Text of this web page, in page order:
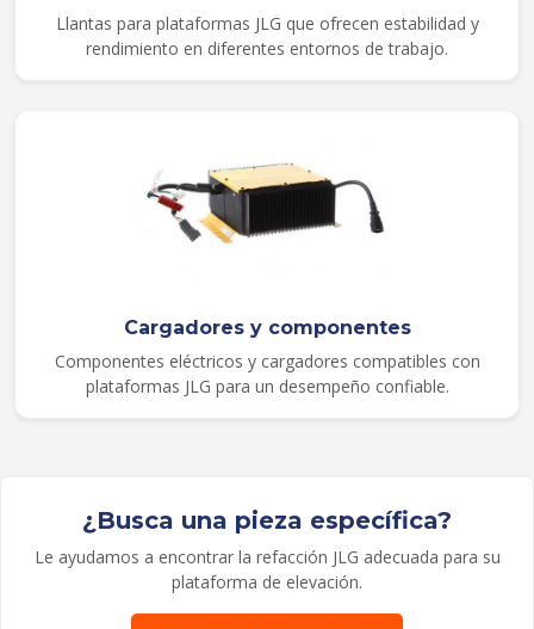
Llantas para plataformas JLG que ofrecen estabilidad y
rendimiento en diferentes entornos de trabajo.
Cargadores y componentes
Componentes eléctricos y cargadores compatibles con
plataformas JLG para un desempeño confiable.
¿Busca una pieza específica?
Le ayudamos a encontrar la refacción JLG adecuada para su
plataforma de elevación.